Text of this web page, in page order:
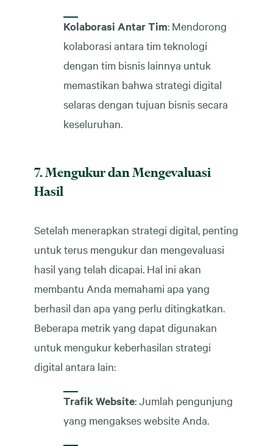
Kolaborasi Antar Tim: Mendorong
kolaborasi antara tim teknologi
dengan tim bisnis lainnya untuk
memastikan bahwa strategi digital
selaras dengan tujuan bisnis secara
keseluruhan.
7. Mengukur dan Mengevaluasi
Hasil
Setelah menerapkan strategi digital, penting
untuk terus mengukur dan mengevaluasi
hasil yang telah dicapai. Hal ini akan
membantu Anda memahami apa yang
berhasil dan apa yang perlu ditingkatkan.
Beberapa metrik yang dapat digunakan
untuk mengukur keberhasilan strategi
digital antara lain:
Trafik Website: Jumlah pengunjung
yang mengakses website Anda.